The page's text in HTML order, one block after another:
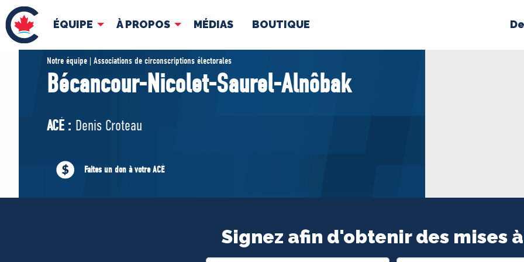
ÉQUIPE À PROPOS MÉDIAS BOUTIQUE
ÉQUIPE
Pierre Poilievre
Cabinet fantôme
ACÉ
À PROPOS
Documents constitutifs
MÉDIAS
BOUTIQUE
Notre équipe | Associations de circonscriptions électorales
Bécancour-Nicolet-Saurel-Alnôbak
ACÉ : Denis Croteau
Faites un don à votre ACÉ
Signez afin d'obtenir des mises